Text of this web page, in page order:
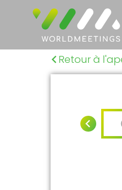
Retour à